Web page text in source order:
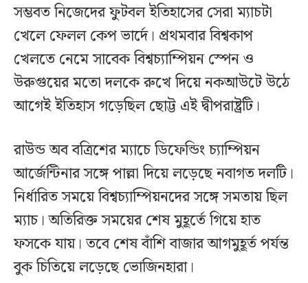
সম্ভবত নিজেদের ফুটবল ইতিহাসের সেরা ম্যাচটা
খেলে ফেলল কেপ ভার্দে। প্রথমবার বিশ্বকাপ
খেলতে নেমে সাবেক বিশ্বচ্যাম্পিয়ন স্পেন ও
উরুগুয়ের মতো দলকে রুখে দিয়ে নকআউটে উঠে
আগেই ইতিহাস গড়েছিল ছোট্ট এই দ্বীপরাষ্ট্রটি।
রাউন্ড অব বত্রিশের ম্যাচে ডিফেন্ডিং চ্যাম্পিয়ন
আর্জেন্টিনার সঙ্গে পাল্লা দিয়ে লড়েছে নবাগত দলটি।
নির্ধারিত সময়ে বিশ্বচ্যাম্পিয়নদের সঙ্গে সমতায় ছিল
ম্যাচ। অতিরিক্ত সময়ের শেষ মুহূর্তে গিয়ে হাত
ফসকে যায়। তবে শেষ বাঁশি বাজার আগমুহূর্ত পর্যন্ত
বুক চিতিয়ে লড়েছে ভোজিনহারা।